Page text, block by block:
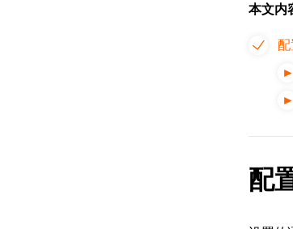
本文内
配